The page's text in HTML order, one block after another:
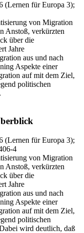
(Lernen für Europa 3);
von Migration
Anstoß, verkürzten
über die
Jahre
aus und nach
Aspekte einer
auf mit dem Ziel,
politischen
(Lernen für Europa 3);
4
von Migration
Anstoß, verkürzten
über die
Jahre
aus und nach
Aspekte einer
auf mit dem Ziel,
politischen
wird deutlich, daß